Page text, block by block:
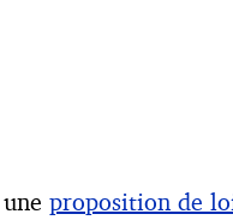
proposition de